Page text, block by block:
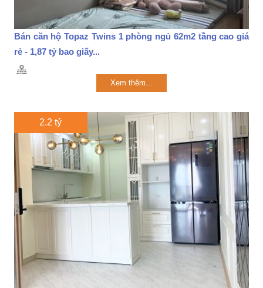
Bán căn hộ Topaz Twins 1 phòng ngủ 62m2 tầng cao giá
rẻ - 1,87 tỷ bao giấy...
Xem thêm...
2.2 tỷ